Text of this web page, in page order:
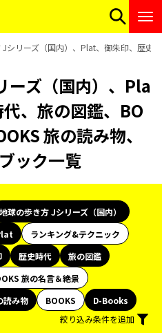
シリーズ（国内）、Plat、御朱印、歴史
ーズ（国内）、Pla
、旅の図鑑、BO
旅の読み物、
ック一覧
地球の歩き方 Jシリーズ（国内）
ランキング&テクニック
歴史時代
旅の図鑑
旅の名言＆絶景
読み物 BOOKS
D-Books
絞り込み条件を追加